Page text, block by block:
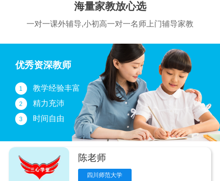
海量家教放心选
一对一课外辅导,小初高一对一名师上门辅导家教
优秀资深教师
1 教学经验丰富
2 精力充沛
3 时间自由
陈老师
四川师范大学